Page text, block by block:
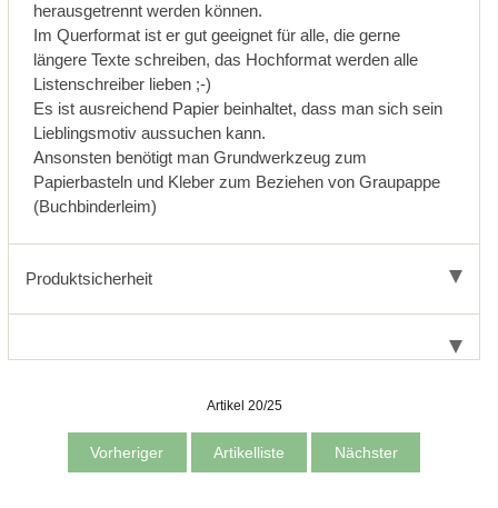
herausgetrennt werden können.
Im Querformat ist er gut geeignet für alle, die gerne
längere Texte schreiben, das Hochformat werden alle
Listenschreiber lieben ;-)
Es ist ausreichend Papier beinhaltet, dass man sich sein
Lieblingsmotiv aussuchen kann.
Ansonsten benötigt man Grundwerkzeug zum
Papierbasteln und Kleber zum Beziehen von Graupappe
(Buchbinderleim)
Produktsicherheit
Artikel 20/25
Vorheriger Artikelliste Nächster